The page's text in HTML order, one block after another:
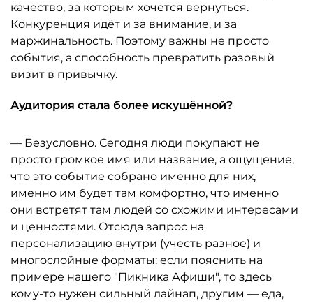
качество, за которым хочется вернуться.
Конкуренция идёт и за внимание, и за
маржинальность. Поэтому важны не просто
события, а способность превратить разовый
визит в привычку.
Аудитория стала более искушённой?
— Безусловно. Сегодня люди покупают не
просто громкое имя или название, а ощущение,
что это событие собрано именно для них,
именно им будет там комфортно, что именно
они встретят там людей со схожими интересами
и ценностями. Отсюда запрос на
персонализацию внутри (учесть разное) и
многослойные форматы: если пояснить на
примере нашего "Пикника Афиши", то здесь
кому-то нужен сильный лайнап, другим — еда,